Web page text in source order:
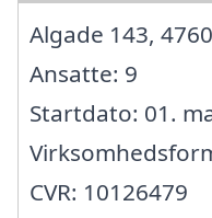
Algade 143,
Ansatte: 9
Startdato: 01.
CVR: 10126479